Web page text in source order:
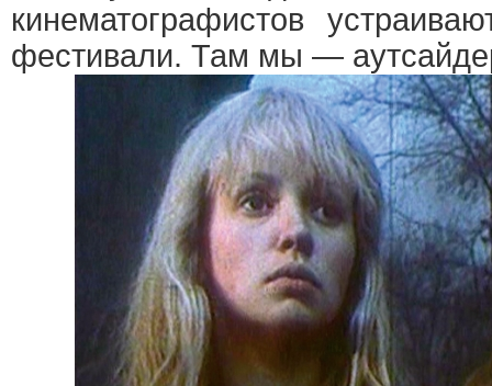
кинематографистов
фестивали. Там мы —